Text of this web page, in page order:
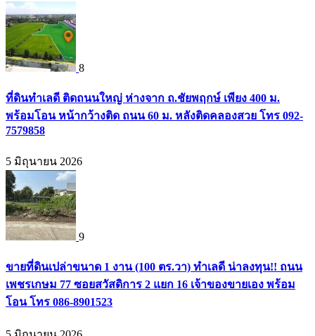
8
ที่ดินทำเลดี ติดถนนใหญ่ ห่างจาก ถ.ชัยพฤกษ์ เพียง 400 ม.
พร้อมโอน หน้ากว้างติด ถนน 60 ม. หลังติดคลองสวย โทร 092-
7579858
5 มิถุนายน 2026
9
ขายที่ดินเปล่าขนาด 1 งาน (100 ตร.วา) ทำเลดี น่าลงทุน!! ถนน
เพชรเกษม 77 ซอยสวัสดิการ 2 แยก 16 เจ้าของขายเอง พร้อม
โอน โทร 086-8901523